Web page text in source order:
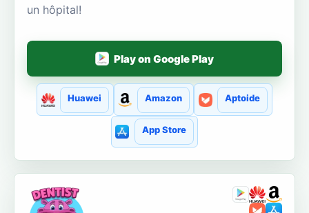
un hôpital!
Play on Google Play
Huawei Amazon Aptoide
App Store